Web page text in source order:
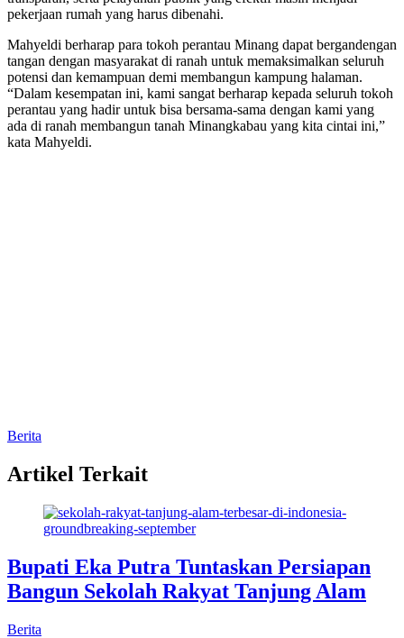
pekerjaan rumah yang harus dibenahi.
Mahyeldi berharap para tokoh perantau Minang dapat bergandengan
tangan dengan masyarakat di ranah untuk memaksimalkan seluruh
potensi dan kemampuan demi membangun kampung halaman.
“Dalam kesempatan ini, kami sangat berharap kepada seluruh tokoh
perantau yang hadir untuk bisa bersama-sama dengan kami yang
ada di ranah membangun tanah Minangkabau yang kita cintai ini,”
kata Mahyeldi.
Berita
Artikel Terkait
Bupati Eka Putra Tuntaskan Persiapan
Bangun Sekolah Rakyat Tanjung Alam
Berita